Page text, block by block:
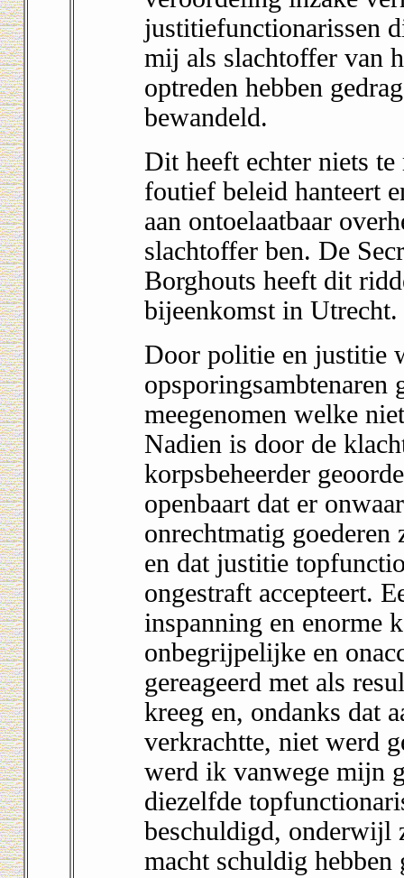
justitiefunctionarissen
mij als slachtoffer van
optreden hebben
bewandeld.
Dit heeft echter niets
foutief beleid hanteert
aan ontoelaatbaar
slachtoffer ben. De
Borghouts heeft dit
bijeenkomst in Utrecht.
Door politie en justitie
meegenomen welke
Nadien is door de
korpsbeheerder
openbaart dat er
onrechtmatig
en dat justitie
ongestraft accepteert.
inspanning en enorme
onbegrijpelijke en
gereageerd met als
kreeg en, ondanks dat
verkrachtte, niet werd
werd ik vanwege mijn
diezelfde
beschuldigd, onderwijl
macht schuldig hebben